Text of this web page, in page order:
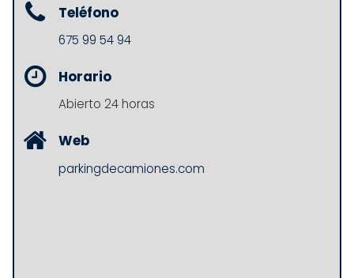
Teléfono
675 99 54 94
Horario
Abierto 24 horas
Web
parkingdecamiones.com